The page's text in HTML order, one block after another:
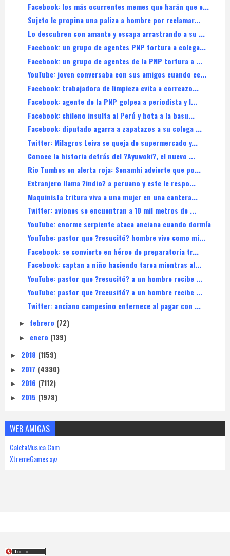
Facebook: los más ocurrentes memes que harán que e...
Sujeto le propina una paliza a hombre por reclamar...
Lo descubren con amante y escapa arrastrando a su ...
Facebook: un grupo de agentes PNP tortura a colega...
Facebook: un grupo de agentes de la PNP tortura a ...
YouTube: joven conversaba con sus amigos cuando ce...
Facebook: trabajadora de limpieza evita a correazo...
Facebook: agente de la PNP golpea a periodista y l...
Facebook: chileno insulta al Perú y bota a la basu...
Facebook: diputado agarra a zapatazos a su colega ...
Twitter: Milagros Leiva se queja de supermercado y...
Conoce la historia detrás del ?Ayuwoki?, el nuevo ...
Río Tumbes en alerta roja: Senamhi advierte que po...
Extranjero llama ?indio? a peruano y este le respo...
Maquinista tritura viva a una mujer en una cantera...
Twitter: aviones se encuentran a 10 mil metros de ...
YouTube: enorme serpiente ataca anciana cuando dormía
YouTube: pastor que ?resucitó? hombre vive como mi...
Facebook: se convierte en héroe de preparatoria tr...
Facebook: captan a niño haciendo tarea mientras al...
YouTube: pastor que ?resucitó? a un hombre recibe ...
YouTube: pastor que ?recusitó? a un hombre recibe ...
Twitter: anciano campesino enternece al pagar con ...
► febrero (72)
► enero (139)
► 2018 (1159)
► 2017 (4330)
► 2016 (7112)
► 2015 (1978)
WEB AMIGAS
CaletaMusica.Com
XtremeGames.xyz